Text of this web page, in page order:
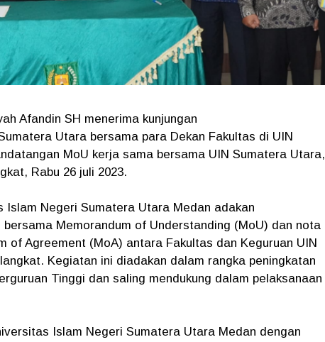
Afandin SH menerima kunjungan
Utara bersama para Dekan Fakultas di UIN
MoU kerja sama bersama UIN Sumatera Utara,
Rabu 26 juli 2023.
Negeri Sumatera Utara Medan adakan
Memorandum of Understanding (MoU) dan nota
of Agreement (MoA) antara Fakultas dan Keguruan UIN
Kegiatan ini diadakan dalam rangka peningkatan
Tinggi dan saling mendukung dalam pelaksanaan
Islam Negeri Sumatera Utara Medan dengan